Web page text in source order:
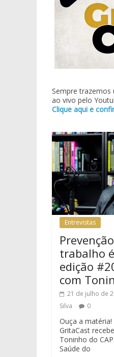
Sempre trazemos
ao vivo pelo
Clique aqui e
Entrevistas
trabalho
edição
com
21 de julho de
Silva
0
Ouça a
GritaCast
Toninho do
Saúde do